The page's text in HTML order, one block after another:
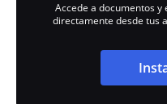
Accede a documentos
directamente desde tus